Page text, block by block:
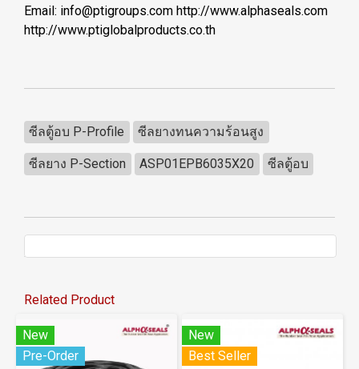
Email: info@ptigroups.com http://www.alphaseals.com
http://www.ptiglobalproducts.co.th
ซีลตู้อบ P-Profile ซีลยางทนความร้อนสูง
ซีลยาง P-Section ASP01EPB6035X20 ซีลตู้อบ
Related Product
New
Pre-Order
New
Best Seller